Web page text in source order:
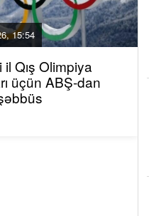
15:54
Qış Olimpiya
üçün ABŞ-dan